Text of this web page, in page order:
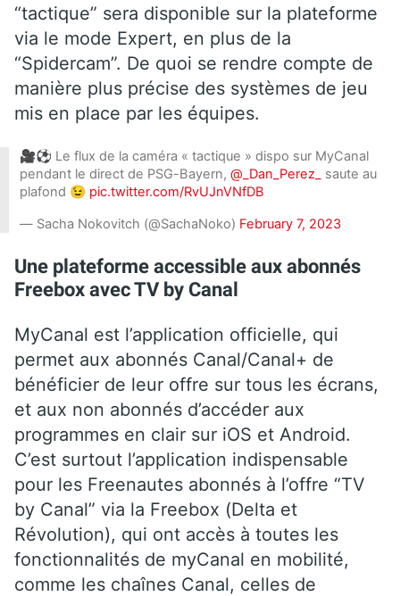
“tactique” sera disponible sur la plateforme
via le mode Expert, en plus de la
“Spidercam”. De quoi se rendre compte de
manière plus précise des systèmes de jeu
mis en place par les équipes.
🎥⚽️ Le flux de la caméra « tactique » dispo sur MyCanal
pendant le direct de PSG-Bayern, @_Dan_Perez_
saute au
plafond 😉 pic.twitter.com/RvUJnVNfDB
— Sacha Nokovitch (@SachaNoko) February 7, 2023
Une plateforme accessible aux abonnés
Freebox avec TV by Canal
MyCanal est l’application officielle, qui
permet aux abonnés Canal/Canal+ de
bénéficier de leur offre sur tous les écrans,
et aux non abonnés d’accéder aux
programmes en clair sur iOS et Android.
C’est surtout l’application indispensable
pour les Freenautes abonnés à l’offre “TV
by Canal” via la Freebox (Delta et
Révolution), qui ont accès à toutes les
fonctionnalités de myCanal en mobilité,
comme les chaînes Canal, celles de